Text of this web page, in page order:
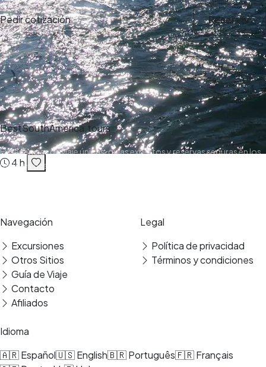
4 h
Pedir cotización Reservar
BestSouthAmerica.tours
Experiencias de viaje únicas, guías expertos y reservas seguras en los
mejores destinos.
Navegación
Excursiones
Otros Sitios
Guía de Viaje
Contacto
Afiliados
Legal
Política de privacidad
Términos y condiciones
Idioma
🇦🇷 Español🇺🇸 English🇧🇷 Português🇫🇷 Français